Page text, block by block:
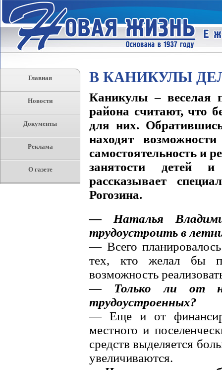
Главная
Новости
Документы
Реклама
О газете
В КАНИКУЛЫ
Каникулы – веселая
района считают, что
для них.
находят
самостоятельность и
занятости детей и
рассказывает
Рогозина.
— Наталья
трудоустроить в
— Всего
тех, кто желал бы
возможность
— Только ли от
трудоустроенных?
— Еще и от
местного и
средств выделяется
увеличиваются.